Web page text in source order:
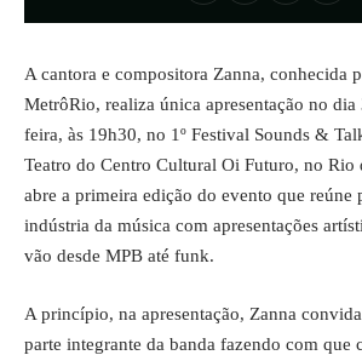
A cantora e compositora Zanna, conhecida
MetrôRio, realiza única apresentação no
feira, às 19h30, no 1º Festival Sounds &
Teatro do Centro Cultural Oi Futuro, no Rio
abre a primeira edição do evento que reúne
indústria da música com apresentações
vão desde MPB até funk.
A princípio, na apresentação, Zanna
parte integrante da banda fazendo com que